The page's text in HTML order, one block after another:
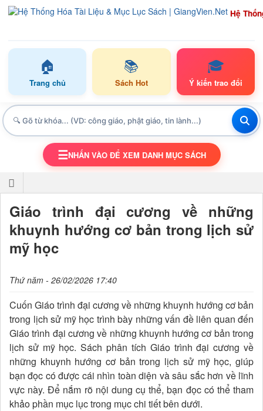
Hệ
🏠
Trang chủ
📚
Sách Hot
🎓
Ý kiến trao đổi
TOGGLE NAVIGATION
☰NHẤN VÀO ĐỂ XEM DANH MỤC SÁCH
Giáo trình đại cương về những
khuynh hướng cơ bản trong lịch sử
mỹ học
Thứ năm - 26/02/2026 17:40
Cuốn Giáo trình đại cương về những khuynh hướng cơ bản
trong lịch sử mỹ học trình bày những vấn đề liên quan đến
Giáo trình đại cương về những khuynh hướng cơ bản trong
lịch sử mỹ học. Sách phân tích Giáo trình đại cương về
những khuynh hướng cơ bản trong lịch sử mỹ học, giúp
bạn đọc có được cái nhìn toàn diện và sâu sắc hơn về lĩnh
vực này. Để nắm rõ nội dung cụ thể, bạn đọc có thể tham
khảo phần mục lục trong mục chi tiết bên dưới.